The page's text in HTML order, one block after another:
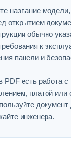
название
открытием
обычно
к
панели и
PDF есть работа с
платой или
документ
инженера.